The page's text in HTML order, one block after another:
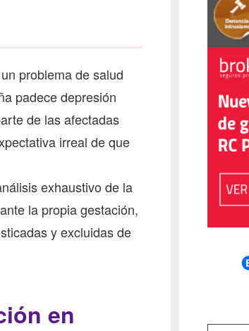
problema de salud
padece depresión
de las afectadas
irreal de que
exhaustivo de la
la propia gestación,
y excluidas de
en